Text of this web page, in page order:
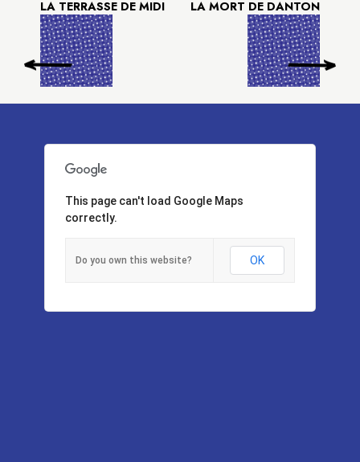
LA TERRASSE DE MIDI LA MORT DE DANTON
This page can't load Google Maps
correctly.
Do you own this website? OK